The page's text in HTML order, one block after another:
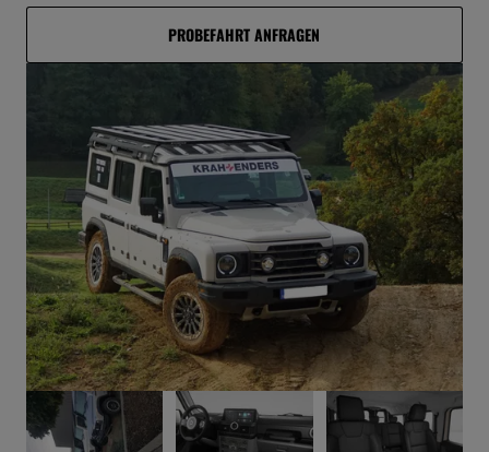
PROBEFAHRT ANFRAGEN